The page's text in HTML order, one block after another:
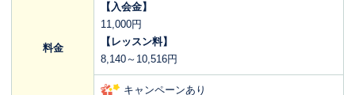
料金
【入会金】
11,000円
【レッスン料】
8,140～10,516円
キャンペーンあり